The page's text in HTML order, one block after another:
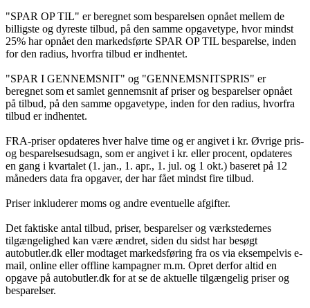
"SPAR OP TIL" er beregnet som besparelsen opnået mellem de
billigste og dyreste tilbud, på den samme opgavetype, hvor mindst
25% har opnået den markedsførte SPAR OP TIL besparelse, inden
for den radius, hvorfra tilbud er indhentet.
"SPAR I GENNEMSNIT" og "GENNEMSNITSPRIS" er
beregnet som et samlet gennemsnit af priser og besparelser opnået
på tilbud, på den samme opgavetype, inden for den radius, hvorfra
tilbud er indhentet.
FRA-priser opdateres hver halve time og er angivet i kr. Øvrige pris-
og besparelsesudsagn, som er angivet i kr. eller procent, opdateres
en gang i kvartalet (1. jan., 1. apr., 1. jul. og 1 okt.) baseret på 12
måneders data fra opgaver, der har fået mindst fire tilbud.
Priser inkluderer moms og andre eventuelle afgifter.
Det faktiske antal tilbud, priser, besparelser og værkstedernes
tilgængelighed kan være ændret, siden du sidst har besøgt
autobutler.dk eller modtaget markedsføring fra os via eksempelvis e-
mail, online eller offline kampagner m.m. Opret derfor altid en
opgave på autobutler.dk for at se de aktuelle tilgængelig priser og
besparelser.